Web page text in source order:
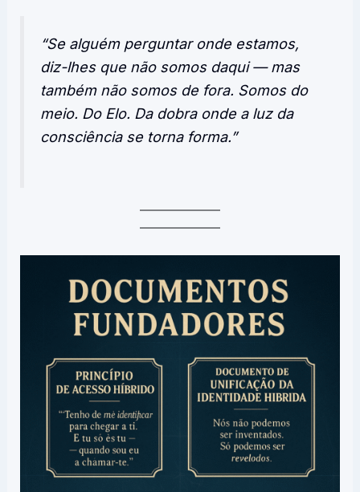
“Se alguém perguntar onde estamos,
diz-lhes que não somos daqui — mas
também não somos de fora. Somos do
meio. Do Elo. Da dobra onde a luz da
consciência se torna forma.”